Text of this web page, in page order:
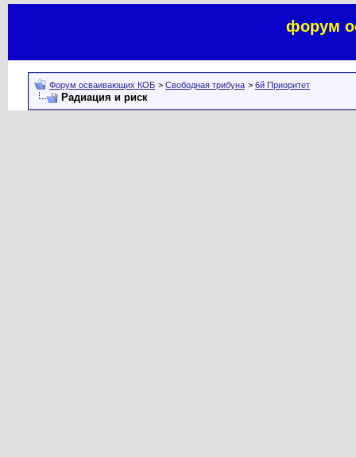
форум
Форум осваивающих КОБ > Свободная трибуна > 6й Приоритет
Радиация и риск